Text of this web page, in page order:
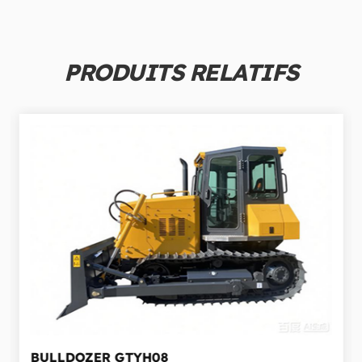
PRODUITS RELATIFS
BULLDOZER GTYH08